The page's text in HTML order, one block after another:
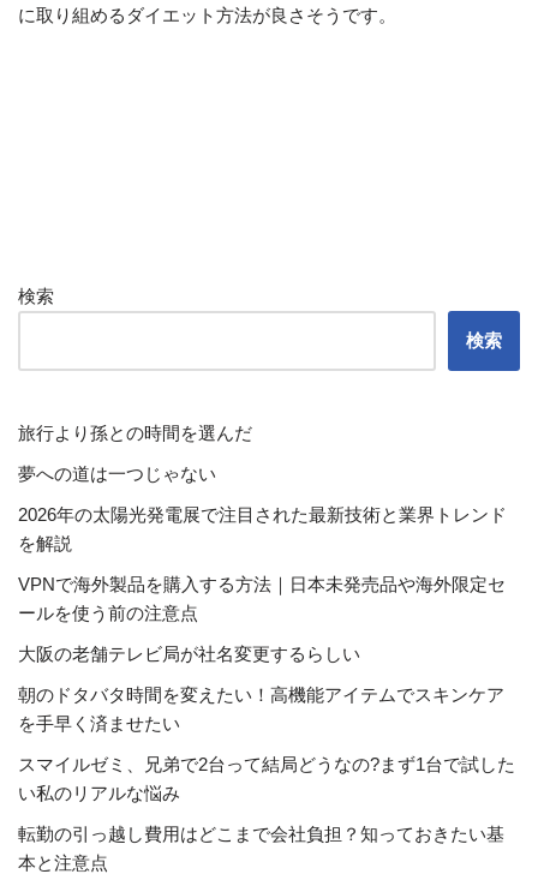
に取り組めるダイエット方法が良さそうです。
検索
検索
旅行より孫との時間を選んだ
夢への道は一つじゃない
2026年の太陽光発電展で注目された最新技術と業界トレンド
を解説
VPNで海外製品を購入する方法｜日本未発売品や海外限定セ
ールを使う前の注意点
大阪の老舗テレビ局が社名変更するらしい
朝のドタバタ時間を変えたい！高機能アイテムでスキンケア
を手早く済ませたい
スマイルゼミ、兄弟で2台って結局どうなの?まず1台で試した
い私のリアルな悩み
転勤の引っ越し費用はどこまで会社負担？知っておきたい基
本と注意点